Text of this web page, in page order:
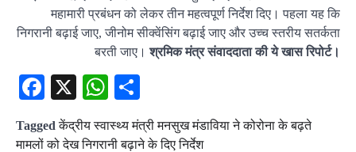
महामारी प्रबंधन को लेकर तीन महत्वपूर्ण निर्देश दिए। पहला यह कि
निगरानी बढ़ाई जाए, जीनोम सीक्वेंसिंग बढ़ाई जाए और उच्च स्तरीय सतर्कता
बरती जाए।श्रमिक मंत्र संवाददाता की ये खास रिपोर्ट।
Facebook
X WhatsApp
Taggedकेंद्रीय स्वास्थ्य मंत्री मनसुख मंडाविया ने कोरोना के बढ़ते
मामलों को देख निगरानी बढ़ाने के दिए निर्देश